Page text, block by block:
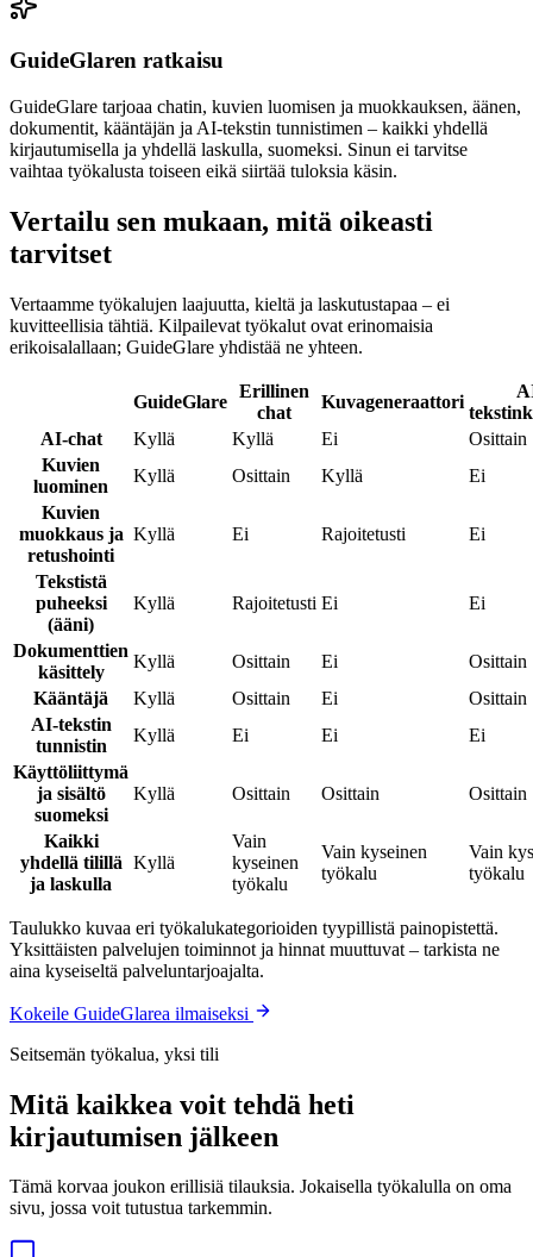
GuideGlaren ratkaisu
GuideGlare tarjoaa chatin, kuvien luomisen ja muokkauksen, äänen,
dokumentit, kääntäjän ja AI-tekstin tunnistimen – kaikki yhdellä
kirjautumisella ja yhdellä laskulla, suomeksi. Sinun ei tarvitse
vaihtaa työkalusta toiseen eikä siirtää tuloksia käsin.
Vertailu sen mukaan, mitä oikeasti
tarvitset
Vertaamme työkalujen laajuutta, kieltä ja laskutustapaa – ei
kuvitteellisia tähtiä. Kilpailevat työkalut ovat erinomaisia
erikoisalallaan; GuideGlare yhdistää ne yhteen.
GuideGlare
Erillinen
chat
Kuvageneraattori
AI-chat
Kyllä Kyllä Ei
Osittain
Kuvien
luominen
Kyllä Osittain Kyllä
Ei
Kuvien
muokkaus ja
retushointi
Kyllä Ei Rajoitetusti Ei
Tekstistä
puheeksi
(ääni)
Kyllä Rajoitetusti Ei Ei
Dokumenttien
käsittely
Kyllä Osittain Ei
Osittain
Kääntäjä
Kyllä Osittain Ei
Osittain
AI-tekstin
tunnistin
Kyllä Ei Ei
Ei
Käyttöliittymä
ja sisältö
suomeksi
Kyllä Osittain Osittain Osittain
Kaikki
yhdellä tilillä
ja laskulla
Kyllä
Vain
kyseinen
työkalu
Vain kyseinen
työkalu
Vain
työkalu
Taulukko kuvaa eri työkalukategorioiden tyypillistä painopistettä.
Yksittäisten palvelujen toiminnot ja hinnat muuttuvat – tarkista ne
aina kyseiseltä palveluntarjoajalta.
Kokeile GuideGlarea ilmaiseksi
Seitsemän työkalua, yksi tili
Mitä kaikkea voit tehdä heti
kirjautumisen jälkeen
Tämä korvaa joukon erillisiä tilauksia. Jokaisella työkalulla on oma
sivu, jossa voit tutustua tarkemmin.